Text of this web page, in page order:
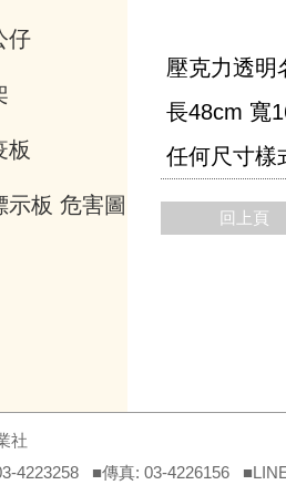
仔
板
示板 危害圖
壓克力透明
長48cm 寬
任何尺寸樣
回上頁
社
4223258 ■傳真: 03-4226156